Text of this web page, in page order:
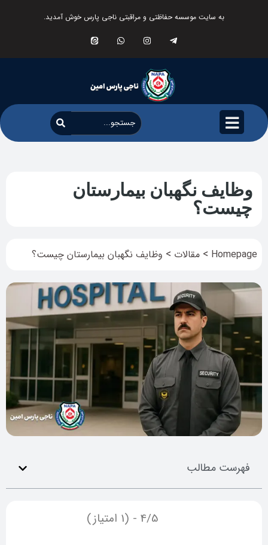
به سایت موسسه حفاظتی و مراقبتی ناجی پارس خوش آمدید.
وظایف نگهبان بیمارستان
چیست؟
Homepage
> مقالات > وظایف نگهبان بیمارستان چیست؟
فهرست مطالب
4/5 - (1 امتیاز)